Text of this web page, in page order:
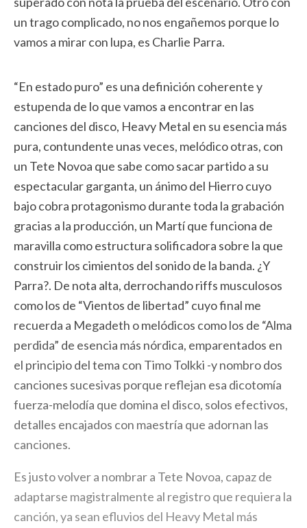
un trago complicado, no nos engañemos porque lo
vamos a mirar con lupa, es Charlie Parra.
“En estado puro” es una definición coherente y
estupenda de lo que vamos a encontrar en las
canciones del disco, Heavy Metal en su esencia más
pura, contundente unas veces, melódico otras, con
un Tete Novoa que sabe como sacar partido a su
espectacular garganta, un ánimo del Hierro cuyo
bajo cobra protagonismo durante toda la grabación
gracias a la producción, un Martí que funciona de
maravilla como estructura solificadora sobre la que
construir los cimientos del sonido de la banda. ¿Y
Parra?. De nota alta, derrochando riffs musculosos
como los de “Vientos de libertad” cuyo final me
recuerda a Megadeth o melódicos como los de “Alma
perdida” de esencia más nórdica, emparentados en
el principio del tema con Timo Tolkki -y nombro dos
canciones sucesivas porque reflejan esa dicotomía
fuerza-melodía que domina el disco, solos efectivos,
detalles encajados con maestría que adornan las
canciones.
Es justo volver a nombrar a Tete Novoa, capaz de
adaptarse magistralmente al registro que requiera la
canción, ya sean efluvios del Heavy Metal más